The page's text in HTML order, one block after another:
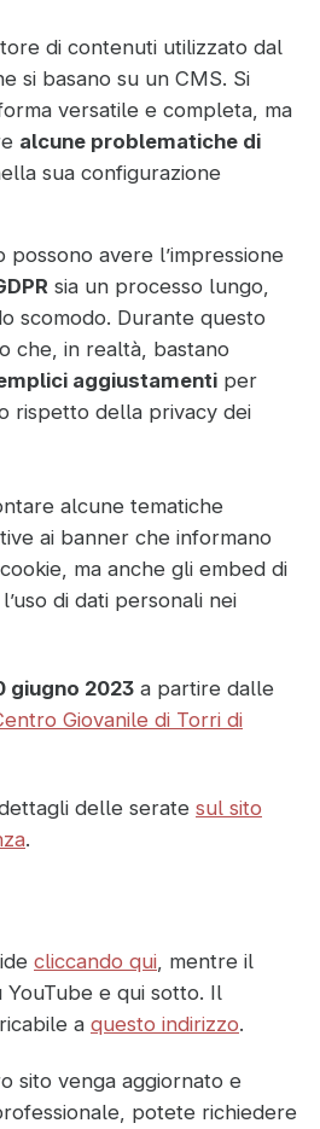
di contenuti utilizzato dal
si basano su un CMS. Si
versatile e completa, ma
alcune problematiche di
sua configurazione
possono avere l’impressione
sia un processo lungo,
scomodo. Durante questo
che, in realtà, bastano
aggiustamenti per
rispetto della privacy dei
alcune tematiche
ai banner che informano
ma anche gli embed di
di dati personali nei
giugno 2023 a partire dalle
Giovanile di Torri di
delle serate sul sito
.
cliccando qui , mentre il
e qui sotto. Il
a questo indirizzo.
sito venga aggiornato e
potete richiedere